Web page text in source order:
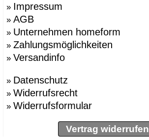
»Azumi, Shin & Tomoko
Babled, Emmanuel
»Bao-Nghi Droste
»Barnaby Gunning
Bastian Prieler
Batisse, Laurent
»BBMDS
»Berti, Enzo
Besau Marguerre , St
»Biokamine, Safretti
»Biscaro, Giorgio
BOLLES+WILSON
» Impressum
» AGB
» Unternehmen homeform
» Zahlungsmöglichkeiten
» Versandinfo
» Datenschutz
» Widerrufsrecht
» Widerrufsformular
Vertrag widerrufen